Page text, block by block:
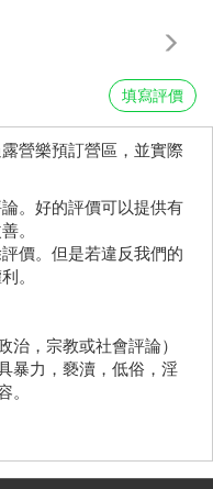
填寫評價
營樂預訂營區，並實際
。好的評價可以提供有
。
價。但是若違反我們的
。
治，宗教或社會評論）
暴力，褻瀆，低俗，淫
。